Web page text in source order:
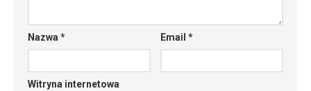
Nazwa* Email*
Witryna internetowa